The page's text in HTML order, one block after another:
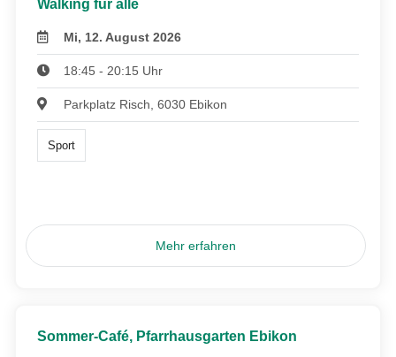
Walking für alle
Mi, 12. August 2026
18:45 - 20:15 Uhr
Parkplatz Risch, 6030 Ebikon
Sport
Mehr erfahren
Sommer-Café, Pfarrhausgarten Ebikon